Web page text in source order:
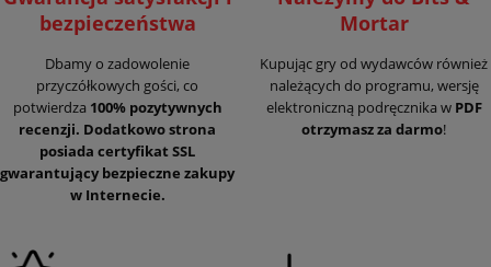
bezpieczeństwa
Dbamy o zadowolenie
przyczółkowych gości, co
potwierdza 100% pozytywnych
recenzji. Dodatkowo strona
posiada certyfikat SSL
gwarantujący bezpieczne zakupy
w Internecie.
Mortar
Kupując gry od wydawców również
należących do programu, wersję
elektroniczną podręcznika w PDF
otrzymasz za darmo!